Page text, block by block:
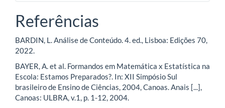
Referências
BARDIN, L. Análise de Conteúdo. 4. ed., Lisboa: Edições 70,
2022.
BAYER, A. et al. Formandos em Matemática x Estatística na
Escola: Estamos Preparados?. In: XII Simpósio Sul
brasileiro de Ensino de Ciências, 2004, Canoas. Anais [...],
Canoas: ULBRA, v.1, p. 1-12, 2004.